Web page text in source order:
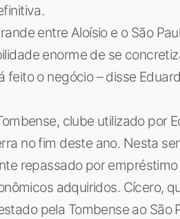
entre Aloísio e o São
enorme de se
feito o negócio – disse
clube utilizado por
no fim deste ano. Nesta
repassado por
adquiridos. Cícero,
pela Tombense ao São